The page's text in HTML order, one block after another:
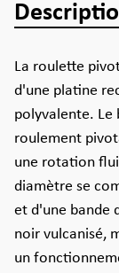
La roulette
d'une platine
polyvalente.
roulement
une rotation
diamètre se
et d'une bande
noir vulcanisé,
un